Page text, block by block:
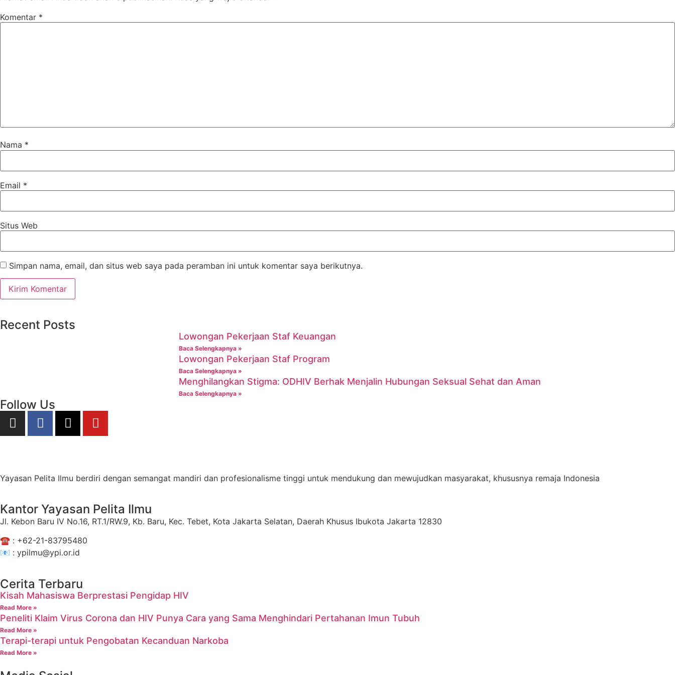
Komentar *
Nama *
Email *
Situs Web
Simpan nama, email, dan situs web saya pada peramban ini untuk komentar saya berikutnya.
Recent Posts
Lowongan Pekerjaan Staf Keuangan
Baca Selengkapnya »
Lowongan Pekerjaan Staf Program
Baca Selengkapnya »
Menghilangkan Stigma: ODHIV Berhak Menjalin Hubungan Seksual Sehat dan Aman
Baca Selengkapnya »
Follow Us
Yayasan Pelita Ilmu berdiri dengan semangat mandiri dan profesionalisme tinggi untuk mendukung dan mewujudkan masyarakat, khususnya remaja Indonesia
Kantor Yayasan Pelita Ilmu
Jl. Kebon Baru IV No.16, RT.1/RW.9, Kb. Baru, Kec. Tebet, Kota Jakarta Selatan, Daerah Khusus Ibukota Jakarta 12830
☎️ : +62-21-83795480
📧 : ypilmu@ypi.or.id
Cerita Terbaru
Kisah Mahasiswa Berprestasi Pengidap HIV
Read More »
Peneliti Klaim Virus Corona dan HIV Punya Cara yang Sama Menghindari Pertahanan Imun Tubuh
Read More »
Terapi-terapi untuk Pengobatan Kecanduan Narkoba
Read More »